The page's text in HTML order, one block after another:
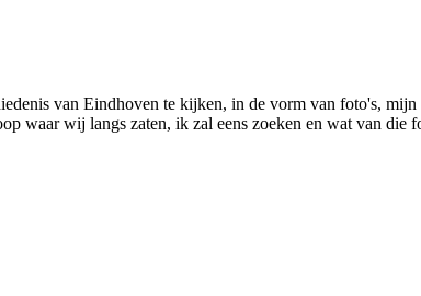
van Eindhoven te kijken, in de vorm van foto's,
waar wij langs zaten, ik zal eens zoeken en wat van die